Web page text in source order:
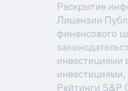
Раскрытие
Лицензии
финансового
инвестициями
инвестициями,
Рейтинги S&P